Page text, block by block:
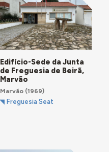
Edifício-Sede da Junta
de Freguesia de Beirã,
Marvão
Marvão(1969)
Freguesia Seat